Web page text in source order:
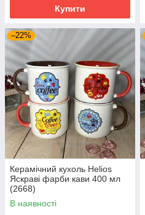
Купити
–22%
Керамічний кухоль Helios
Яскраві фарби кави 400 мл
(2668)
В наявності